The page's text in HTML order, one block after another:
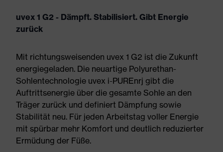
uvex 1 G2 - Dämpft. Stabilisiert. Gibt Energie
zurück
Mit richtungsweisenden uvex 1 G2 ist die Zukunft
energiegeladen. Die neuartige Polyurethan-
Sohlentechnologie uvex i-PUREnrj gibt die
Auftrittsenergie über die gesamte Sohle an den
Träger zurück und definiert Dämpfung sowie
Stabilität neu. Für jeden Arbeitstag voller Energie
mit spürbar mehr Komfort und deutlich reduzierter
Ermüdung der Füße.